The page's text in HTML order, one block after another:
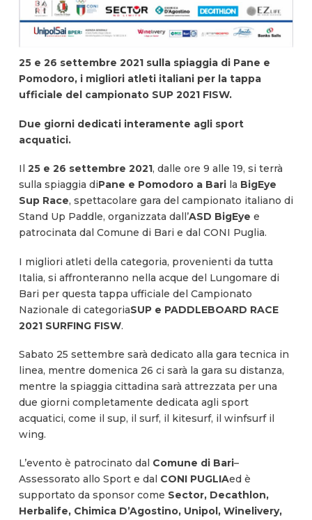
25 e 26 settembre 2021 sulla spiaggia di Pane e
Pomodoro, i migliori atleti italiani per la tappa
ufficiale del campionato SUP 2021 FISW.
Due giorni dedicati interamente agli sport
acquatici.
Il 25 e 26 settembre 2021, dalle ore 9 alle 19, si terrà
sulla spiaggia diPane e Pomodoro a Bari la BigEye
Sup Race, spettacolare gara del campionato italiano di
Stand Up Paddle, organizzata dall’ASD BigEye e
patrocinata dal Comune di Bari e dal CONI Puglia.
I migliori atleti della categoria, provenienti da tutta
Italia, si affronteranno nella acque del Lungomare di
Bari per questa tappa ufficiale del Campionato
Nazionale di categoriaSUP e PADDLEBOARD RACE
2021 SURFING FISW.
Sabato 25 settembre sarà dedicato alla gara tecnica in
linea, mentre domenica 26 ci sarà la gara su distanza,
mentre la spiaggia cittadina sarà attrezzata per una
due giorni completamente dedicata agli sport
acquatici, come il sup, il surf, il kitesurf, il winfsurf il
wing.
L’evento è patrocinato dal Comune di Bari–
Assessorato allo Sport e dal CONI PUGLIAed è
supportato da sponsor come Sector, Decathlon,
Herbalife, Chimica D’Agostino, Unipol, Winelivery,